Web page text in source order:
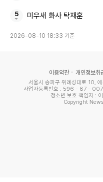
미우새 화사 탁재훈
2026-08-10 18:33 기준
이용약관 개인정보취
서울시 송파구 위례성대로 10,
사업자등록번호 : 596 - 87 –
청소년 보호 책임자 :
Copyright